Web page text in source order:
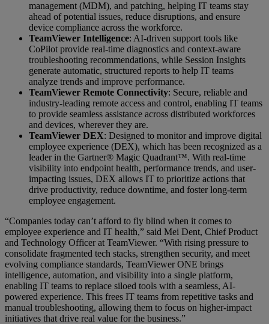
management (MDM), and patching, helping IT teams stay
ahead of potential issues, reduce disruptions, and ensure
device compliance across the workforce.
TeamViewer Intelligence: AI-driven support tools like
CoPilot provide real-time diagnostics and context-aware
troubleshooting recommendations, while Session Insights
generate automatic, structured reports to help IT teams
analyze trends and improve performance.
TeamViewer Remote Connectivity: Secure, reliable and
industry-leading remote access and control, enabling IT teams
to provide seamless assistance across distributed workforces
and devices, wherever they are.
TeamViewer DEX: Designed to monitor and improve digital
employee experience (DEX), which has been recognized as a
leader in the Gartner® Magic Quadrant™. With real-time
visibility into endpoint health, performance trends, and user-
impacting issues, DEX allows IT to prioritize actions that
drive productivity, reduce downtime, and foster long-term
employee engagement.
“Companies today can’t afford to fly blind when it comes to
employee experience and IT health,” said Mei Dent, Chief Product
and Technology Officer at TeamViewer. “With rising pressure to
consolidate fragmented tech stacks, strengthen security, and meet
evolving compliance standards, TeamViewer ONE brings
intelligence, automation, and visibility into a single platform,
enabling IT teams to replace siloed tools with a seamless, AI-
powered experience. This frees IT teams from repetitive tasks and
manual troubleshooting, allowing them to focus on higher-impact
initiatives that drive real value for the business.”